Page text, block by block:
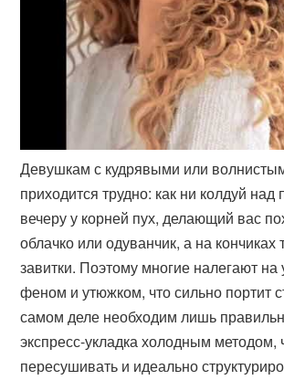
Девушкам с кудрявыми или
приходится трудно: как ни колдуй над
вечеру у корней пух, делающий вас
облачко или одуванчик, а на
завитки. Поэтому многие налегают на
феном и утюжком, что сильно портит
самом деле необходим лишь
экспресс-укладка холодным методом,
пересушивать и идеально